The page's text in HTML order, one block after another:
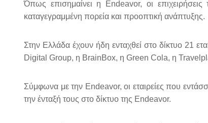
Όπως επισημαίνει η Endeavor, οι
καταγεγραμμένη πορεία και προοπτική ανάπτυξης.
Στην Ελλάδα έχουν ήδη ενταχθεί στο δίκτυο
Digital Group, η BrainBox, η Green Cola, η
Σύμφωνα με την Endeavor, οι εταιρείες που
την ένταξή τους στο δίκτυο της Endeavor.